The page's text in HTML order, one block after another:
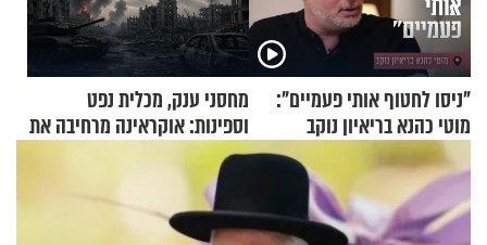
"ניסו לחטוף אותי פעמיים":
מוטי כהנא בריאיון נוקב
מחסני ענק, מכלית נפט
וספינות: אוקראינה מרחיבה את
התקיפות בעומק רוסיה